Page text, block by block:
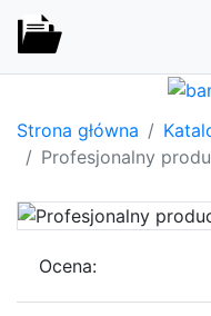
Strona główna
Profesjonalny
Ocena: